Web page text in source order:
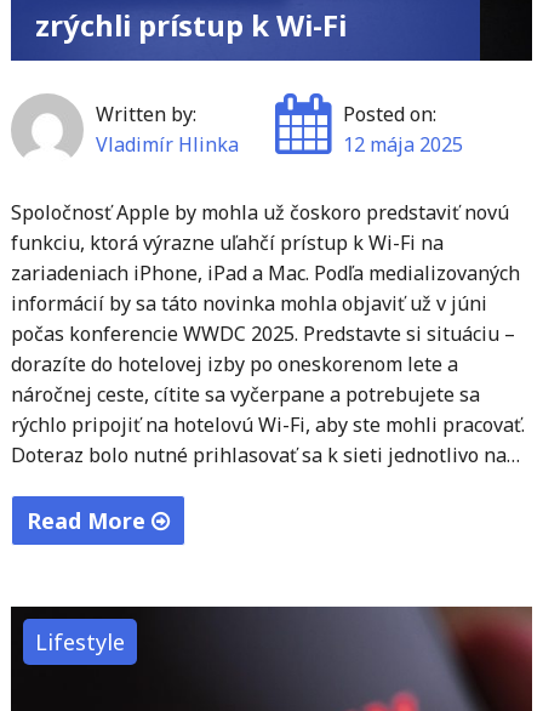
zrýchli prístup k Wi-Fi
Written by:
Vladimír Hlinka
Posted on:
12 mája 2025
Spoločnosť Apple by mohla už čoskoro predstaviť novú
funkciu, ktorá výrazne uľahčí prístup k Wi-Fi na
zariadeniach iPhone, iPad a Mac. Podľa medializovaných
informácií by sa táto novinka mohla objaviť už v júni
počas konferencie WWDC 2025. Predstavte si situáciu –
dorazíte do hotelovej izby po oneskorenom lete a
náročnej ceste, cítite sa vyčerpane a potrebujete sa
rýchlo pripojiť na hotelovú Wi-Fi, aby ste mohli pracovať.
Doteraz bolo nutné prihlasovať sa k sieti jednotlivo na…
Read More
funkciu
pre
Lifestyle